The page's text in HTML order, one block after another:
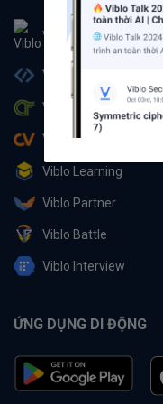
Viblo
Viblo Code
Viblo CTF
Viblo CV
Viblo Learning
Viblo Partner
Viblo Battle
Viblo Interview
ỨNG DỤNG DI ĐỘNG